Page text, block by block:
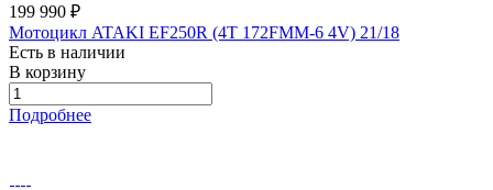
199 990 ₽
Мотоцикл ATAKI EF250R (4T 172FMM-6 4V) 21/18
Есть в наличии
В корзину
Подробнее